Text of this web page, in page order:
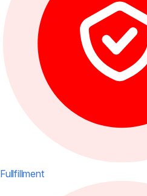
Fullfillment